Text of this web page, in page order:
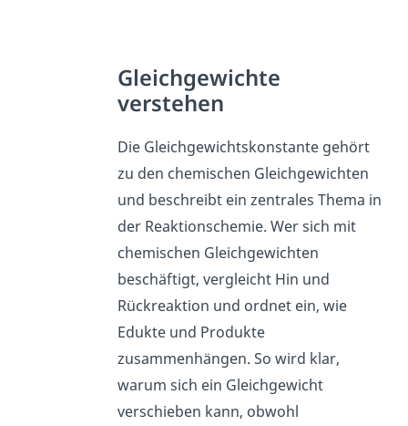
Gleichgewichte
verstehen
Die Gleichgewichtskonstante gehört
zu den chemischen Gleichgewichten
und beschreibt ein zentrales Thema in
der Reaktionschemie. Wer sich mit
chemischen Gleichgewichten
beschäftigt, vergleicht Hin und
Rückreaktion und ordnet ein, wie
Edukte und Produkte
zusammenhängen. So wird klar,
warum sich ein Gleichgewicht
verschieben kann, obwohl